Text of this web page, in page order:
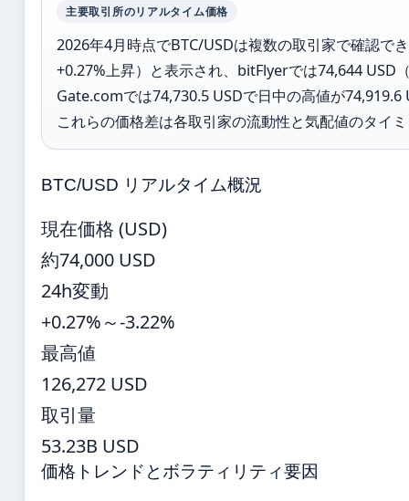
主要取引所のリアルタイム価格
2026年4月時点でBTC/USDは複数の取引家で確認で
+0.27%上昇）と表示され、bitFlyerでは74,644 USD
Gate.comでは74,730.5 USDで日中の高値が
これらの価格差は各取引家の流動性と気配値のタイ
BTC/USD リアルタイム概況
現在価格 (USD)
約74,000 USD
24h変動
+0.27%～-3.22%
最高値
126,272 USD
取引量
53.23B USD
価格トレンドとボラティリティ要因